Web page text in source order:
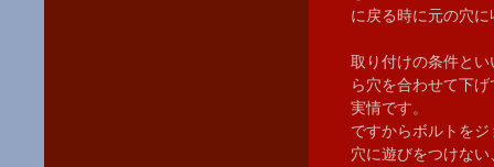
に戻る時に元の穴
取り付けの条件と
ら穴を合わせて下
実情です。
ですからボルトを
穴に遊びをつけな